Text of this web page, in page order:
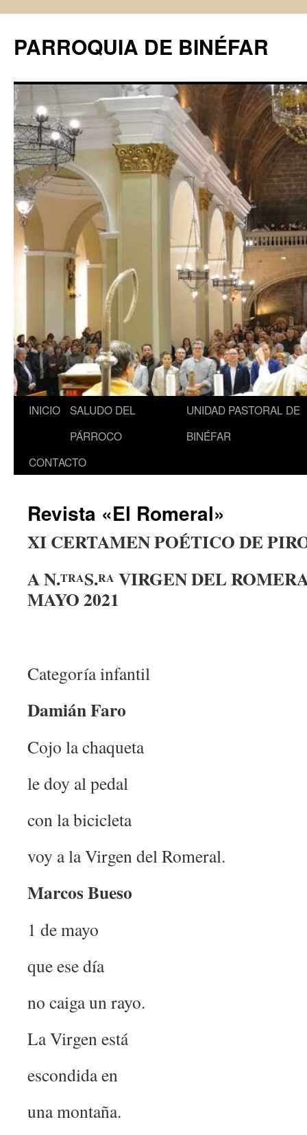
PARROQUIA DE BINÉFAR
Saltar
contenido
INICIO
SALUDO DEL
PÁRROCO
UNIDAD PASTORAL DE
BINÉFAR
CONTACTO
Revista «El Romeral»
XI CERTAMEN POÉTICO DE
A N.TRAS.RA VIRGEN DEL
MAYO 2021
Categoría infantil
Damián Faro
Cojo la chaqueta
le doy al pedal
con la bicicleta
voy a la Virgen del Romeral.
Marcos Bueso
1 de mayo
que ese día
no caiga un rayo.
La Virgen está
escondida en
una montaña.